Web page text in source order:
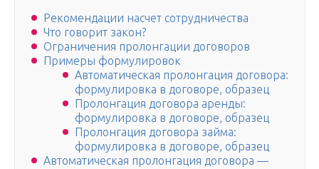
Рекомендации насчет сотрудничества
Что говорит закон?
Ограничения пролонгации договоров
Примеры формулировок
Автоматическая пролонгация договора:
формулировка в договоре, образец
Пролонгация договора аренды:
формулировка в договоре, образец
Пролонгация договора займа:
формулировка в договоре, образец
Автоматическая пролонгация договора —